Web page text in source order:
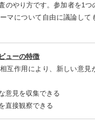
のやり方です。参加者を1つ
マについて自由に議論して
ューの特徴
互作用により、新しい意見
意見を収集できる
直接観察できる